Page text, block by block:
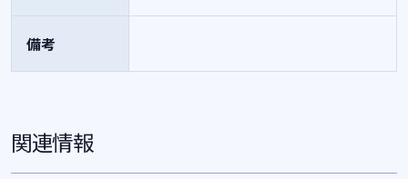
備考
関連情報